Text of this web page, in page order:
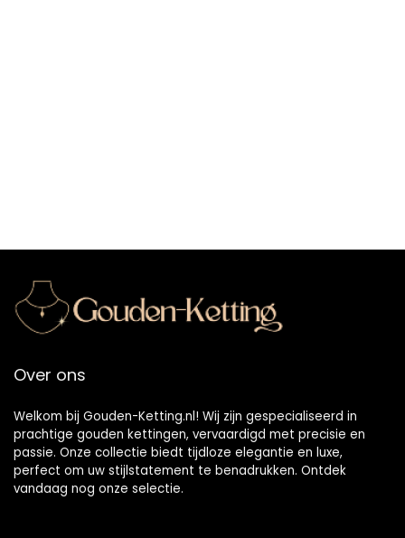
Over ons
Welkom bij Gouden-Ketting.nl! Wij zijn gespecialiseerd in
prachtige gouden kettingen, vervaardigd met precisie en
passie. Onze collectie biedt tijdloze elegantie en luxe,
perfect om uw stijlstatement te benadrukken. Ontdek
vandaag nog onze selectie.